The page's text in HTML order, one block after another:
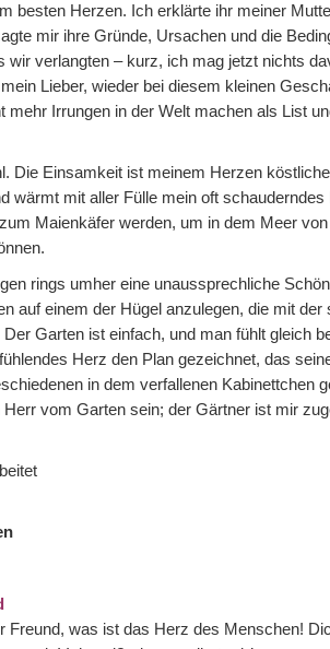
besten Herzen. Ich erklärte ihr meiner
mir ihre Gründe, Ursachen und die
wir verlangten – kurz, ich mag jetzt nichts
Lieber, wieder bei diesem kleinen
Irrungen in der Welt machen als List
Die Einsamkeit ist meinem Herzen
wärmt mit aller Fülle mein oft
Maienkäfer werden, um in dem Meer
rings umher eine unaussprechliche
auf einem der Hügel anzulegen, die mit der
Garten ist einfach, und man fühlt gleich
Herz den Plan gezeichnet, das
in dem verfallenen Kabinettchen
vom Garten sein; der Gärtner ist mir
Freund, was ist das Herz des Menschen!